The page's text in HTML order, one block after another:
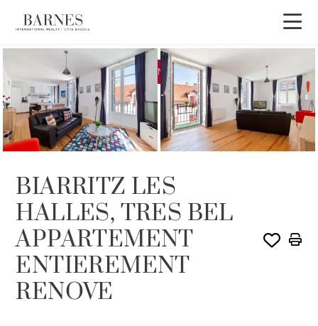
EXCLUSIVITÉ VENDU PAR BARNES
BIARRITZ LES
HALLES, TRES BEL
APPARTEMENT
ENTIEREMENT
RENOVE